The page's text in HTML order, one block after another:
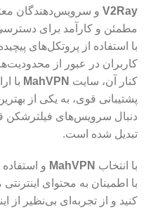
V2Ray و سرویس‌دهندگان
مطمئن و کارآمد برای دسترسی
با استفاده از پروتکل‌های
کاربران در عبور از
کنار آن، سایت MahVPN با
پشتیبانی قوی، به یکی از
دنبال سرویس‌های فیلترشکن
تبدیل شده است.
با انتخاب MahVPN و استفاده
با اطمینان به محتوای
کنید و از تجربه‌ای بی‌نظیر از